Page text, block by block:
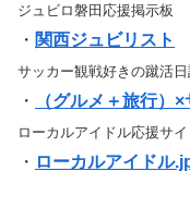
ジュビロ磐田応援掲示板
・ 関西ジュビリスト
サッカー観戦好きの蹴活
・ （グルメ＋旅行）
ローカルアイドル応援サイ
・ ローカルアイドル